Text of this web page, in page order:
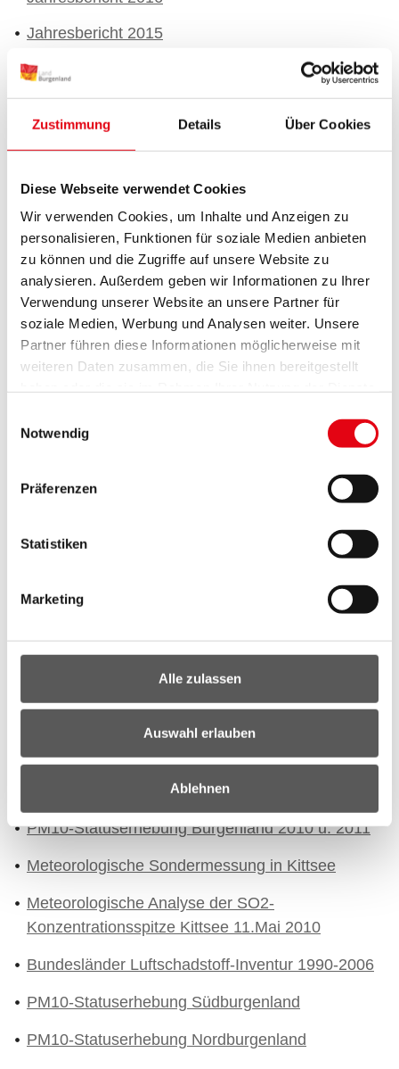
Zustimmung Details Über Cookies
Diese Webseite verwendet Cookies
Wir verwenden Cookies, um Inhalte und Anzeigen zu
personalisieren, Funktionen für soziale Medien anbieten
zu können und die Zugriffe auf unsere Website zu
analysieren. Außerdem geben wir Informationen zu Ihrer
Verwendung unserer Website an unsere Partner für
soziale Medien, Werbung und Analysen weiter. Unsere
Partner führen diese Informationen möglicherweise mit
weiteren Daten zusammen, die Sie ihnen bereitgestellt
Notwendig
Präferenzen
Statistiken
Marketing
Alle zulassen
Auswahl erlauben
Ablehnen
Jahresbericht 2015
Jahresbericht 2014
Jahresbericht 2013
Jahresbericht 2010
Jahresbericht 2009
Jahresbericht 2008
Jahresbericht 2007
Jahresbericht 2006
Jahresbericht 2005
Jahresbericht 2004
Bundesländer Luftschadstoff-Inventur 1990-2022
Auswirkung der COVID19 Maßnahmen auf die
Asbestmessung im Raum Kittse (2018)
SO2-Statuserhebung (2016)
Meteorologische Sondermessung Kittsee (2011)
PM10-Statuserhebung Burgenland 2010 u. 2011
Meteorologische Sondermessung in Kittsee
Meteorologische Analyse der SO2-
Konzentrationsspitze Kittsee 11.Mai 2010
Bundesländer Luftschadstoff-Inventur 1990-2006
PM10-Statuserhebung Südburgenland
PM10-Statuserhebung Nordburgenland